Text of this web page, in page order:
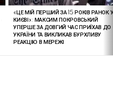
«ЦЕ МІЙ ПЕРШИЙ ЗА 15 РОКІВ РАНОК
КИЄВІ»: МАКСИМ ПОКРОВСЬКИЙ
УПЕРШЕ ЗА ДОВГИЙ ЧАС ПРИЇХАВ ДО
УКРАЇНИ ТА ВИКЛИКАВ БУРХЛИВУ
РЕАКЦІЮ В МЕРЕЖІ